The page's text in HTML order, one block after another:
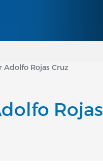
Adolfo Rojas Cruz
Rojas